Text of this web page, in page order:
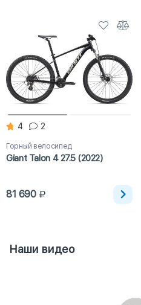
4 2
Горный велосипед
Giant Talon 4 27.5 (2022)
81 690
Наши видео